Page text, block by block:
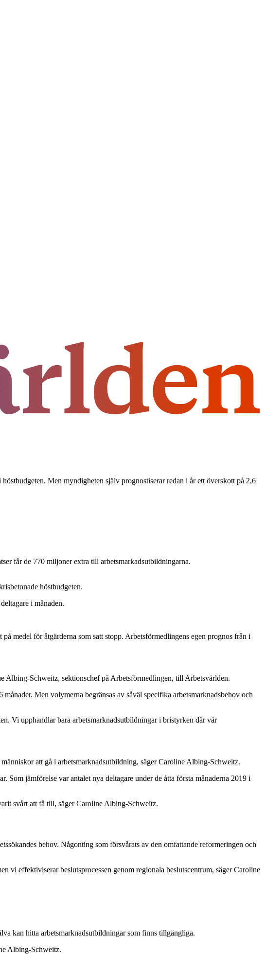
Men myndigheten själv prognostiserar redan i år ett överskott på 2,6
får de 770 miljoner extra till arbetsmarkadsutbildningarna.
höstbudgeten.
i månaden.
medel för åtgärderna som satt stopp. Arbetsförmedlingens egen prognos från i
Albing-Schweitz, sektionschef på Arbetsförmedlingen, till Arbetsvärlden.
Men volymerna begränsas av såväl specifika arbetsmarknadsbehov och
Vi upphandlar bara arbetsmarknadsutbildningar i bristyrken där vår
att gå i arbetsmarknadsutbildning, säger Caroline Albing-Schweitz.
Som jämförelse var antalet nya deltagare under de åtta första månaderna 2019 i
svårt att få till, säger Caroline Albing-Schweitz.
behov. Någonting som försvårats av den omfattande reformeringen och
vi effektiviserar beslutsprocessen genom regionala beslutscentrum, säger Caroline
kan hitta arbetsmarknadsutbildningar som finns tillgängliga.
Albing-Schweitz.